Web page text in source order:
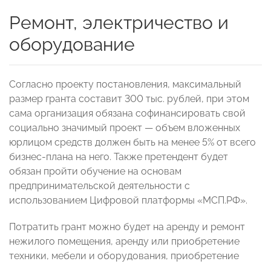
Ремонт, электричество и
оборудование
Согласно проекту постановления, максимальный
размер гранта составит 300 тыс. рублей, при этом
сама организация обязана софинансировать свой
социально значимый проект — объем вложенных
юрлицом средств должен быть на менее 5% от всего
бизнес-плана на него. Также претендент будет
обязан пройти обучение на основам
предпринимательской деятельности с
использованием Цифровой платформы «МСП.РФ».
Потратить грант можно будет на аренду и ремонт
нежилого помещения, аренду или приобретение
техники, мебели и оборудования, приобретение